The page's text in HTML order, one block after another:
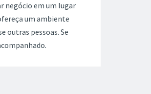
negócio em um lugar
um ambiente
outras pessoas. Se